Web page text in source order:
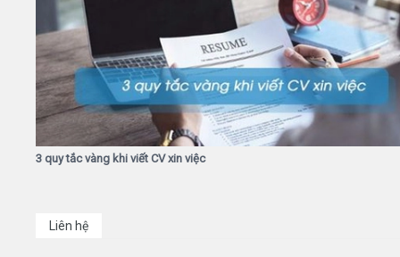
3 quy tắc vàng khi viết CV xin việc
Liên hệ